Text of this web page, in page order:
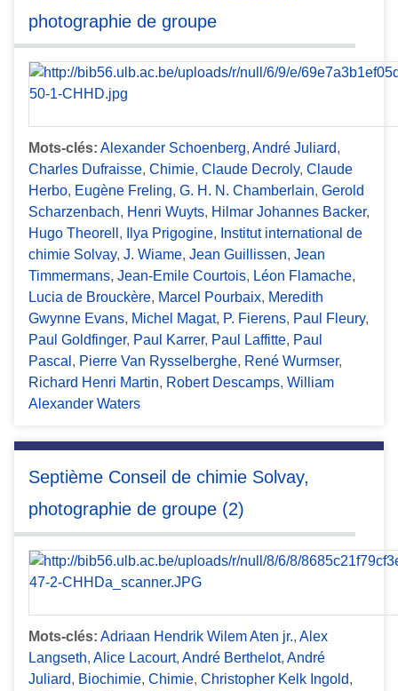
photographie de groupe
Mots-clés: Alexander Schoenberg, André Juliard,
Charles Dufraisse, Chimie, Claude Decroly, Claude
Herbo, Eugène Freling, G. H. N. Chamberlain, Gerold
Scharzenbach, Henri Wuyts, Hilmar Johannes Backer,
Hugo Theorell , Ilya Prigogine, Institut international de
chimie Solvay, J. Wiame, Jean Guillissen, Jean
Timmermans, Jean-Emile Courtois, Léon Flamache,
Lucia de Brouckère, Marcel Pourbaix, Meredith
Gwynne Evans, Michel Magat, P. Fierens, Paul Fleury,
Paul Goldfinger, Paul Karrer, Paul Laffitte, Paul
Pascal , Pierre Van Rysselberghe, René Wurmser,
Richard Henri Martin, Robert Descamps, William
Alexander Waters
Septième Conseil de chimie Solvay,
photographie de groupe (2)
Mots-clés: Adriaan Hendrik Wilem Aten jr., Alex
Langseth, Alice Lacourt, André Berthelot, André
Juliard, Biochimie, Chimie, Christopher Kelk Ingold,